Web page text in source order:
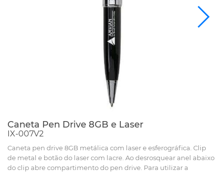
Caneta Pen Drive 8GB e Laser
IX-007V2
Caneta pen drive 8GB metálica com laser e esferográfica. Clip
de metal e botão do laser com lacre. Ao desrosquear anel abaixo
do clip abre compartimento do pen drive. Para utilizar a